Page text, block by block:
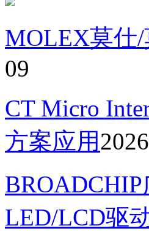
MOLEX莫仕
09
CT Micro
方案应用
LED/LCD驱